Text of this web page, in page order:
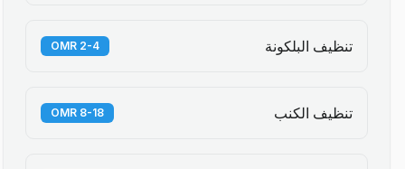
تنظيف البلكونة 2-4 OMR
تنظيف الكنب 8-18 OMR